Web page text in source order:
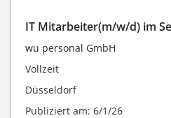
IT Mitarbeiter(m/w/d) im
wu personal GmbH
Vollzeit
Düsseldorf
Publiziert am: 6/1/26